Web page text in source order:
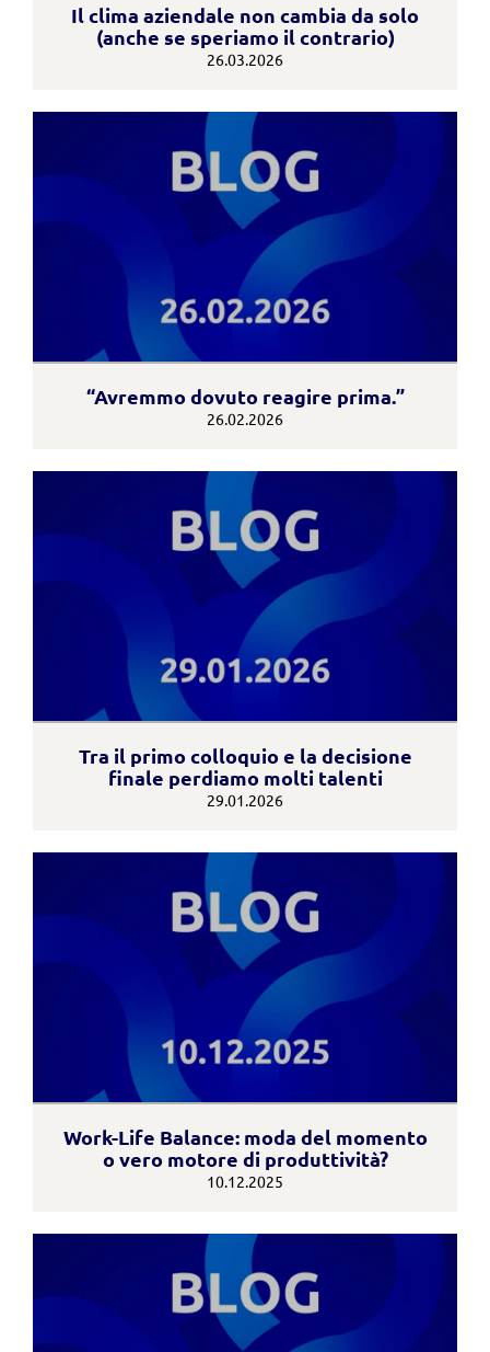
Il clima aziendale non cambia da solo
(anche se speriamo il contrario)
26.03.2026
“Avremmo dovuto reagire prima.”
26.02.2026
Tra il primo colloquio e la decisione
finale perdiamo molti talenti
29.01.2026
Work-Life Balance: moda del momento
o vero motore di produttività?
10.12.2025